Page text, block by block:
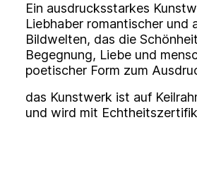
Ein ausdrucksstarkes
Liebhaber romantischer und
Bildwelten, das die
Begegnung, Liebe und
poetischer Form zum
das Kunstwerk ist auf
und wird mit